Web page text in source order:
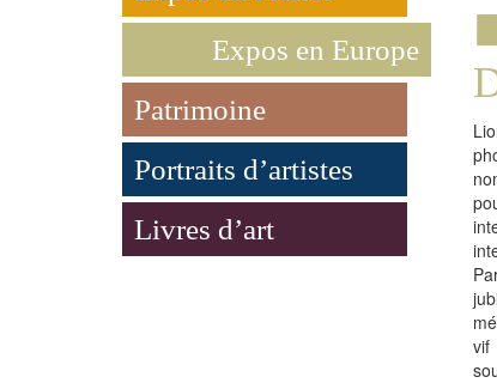
Expos en Europe
Patrimoine
Portraits d’artistes
Livres d’art
vif